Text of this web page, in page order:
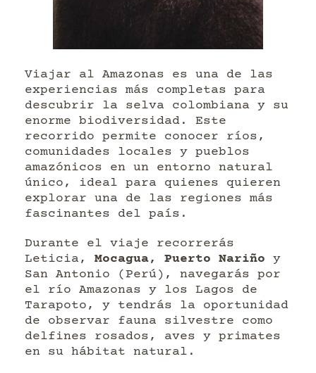
Viajar al Amazonas es una de las
experiencias más completas para
descubrir la selva colombiana y su
enorme biodiversidad. Este
recorrido permite conocer ríos,
comunidades locales y pueblos
amazónicos en un entorno natural
único, ideal para quienes quieren
explorar una de las regiones más
fascinantes del país.
Durante el viaje recorrerás
Leticia, Mocagua, Puerto Nariño y
San Antonio (Perú), navegarás por
el río Amazonas y los Lagos de
Tarapoto, y tendrás la oportunidad
de observar fauna silvestre como
delfines rosados, aves y primates
en su hábitat natural.